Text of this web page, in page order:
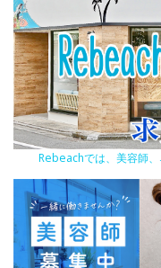
Rebeachでは、美容師